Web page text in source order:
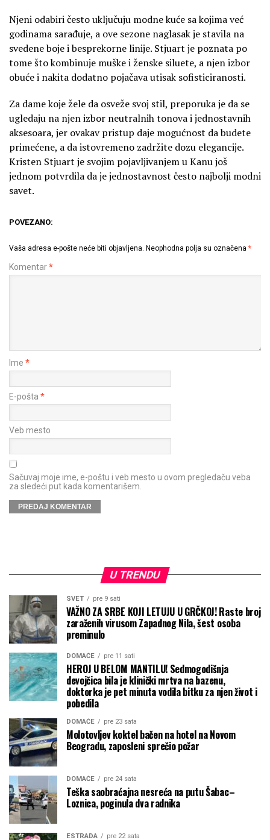
Njeni odabiri često uključuju modne kuće sa kojima već
godinama sarađuje, a ove sezone naglasak je stavila na
svedene boje i besprekorne linije. Stjuart je poznata po
tome što kombinuje muške i ženske siluete, a njen izbor
obuće i nakita dodatno pojačava utisak sofisticiranosti.
Za dame koje žele da osveže svoj stil, preporuka je da se
ugledaju na njen izbor neutralnih tonova i jednostavnih
aksesoara, jer ovakav pristup daje mogućnost da budete
primećene, a da istovremeno zadržite dozu elegancije.
Kristen Stjuart je svojim pojavljivanjem u Kanu još
jednom potvrdila da je jednostavnost često najbolji modni
savet.
POVEZANO:
Vaša adresa e-pošte neće biti objavljena. Neophodna polja su označena *
Komentar*
Ime *
E-pošta *
Veb mesto
Sačuvaj moje ime, e-poštu i veb mesto u ovom pregledaču veba
za sledeći put kada komentarišem.
U TRENDU
SVET pre 9 sati
VAŽNO ZA SRBE KOJI LETUJU U GRČKOJ! Raste broj
zaraženih virusom Zapadnog Nila, šest osoba
preminulo
DOMAĆE pre 11 sati
HEROJ U BELOM MANTILU! Sedmogodišnja
devojčica bila je klinički mrtva na bazenu,
doktorka je pet minuta vodila bitku za njen život i
pobedila
DOMAĆE pre 23 sata
Molotovljev koktel bačen na hotel na Novom
Beogradu, zaposleni sprečio požar
DOMAĆE pre 24 sata
Teška saobraćajna nesreća na putu Šabac–
Loznica, poginula dva radnika
ESTRADA pre 22 sata